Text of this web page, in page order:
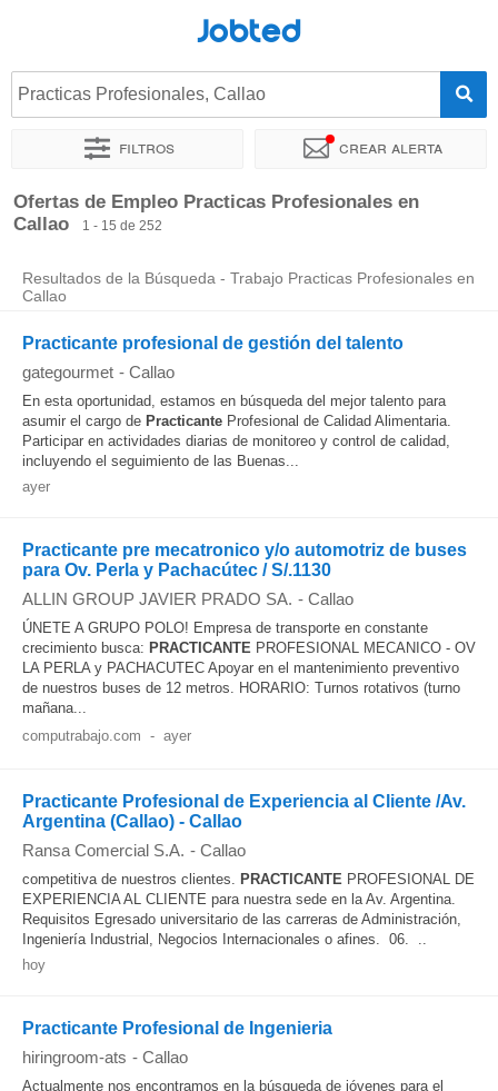
Jobted
Practicas Profesionales, Callao
Filtros Crear alerta
Ordenar por Ubicación exacta Empresa Agencia de
Ofertas de Empleo Practicas Profesionales en
Callao
1 - 15 de 252
Resultados de la Búsqueda - Trabajo Practicas Profesionales en
Callao
Practicante profesional de gestión del talento
gategourmet - Callao
En esta oportunidad, estamos en búsqueda del mejor talento para
asumir el cargo de Practicante Profesional de Calidad Alimentaria.
Participar en actividades diarias de monitoreo y control de calidad,
incluyendo el seguimiento de las Buenas...
ayer
Practicante pre mecatronico y/o automotriz de buses
para Ov. Perla y Pachacútec / S/.1130
ALLIN GROUP JAVIER PRADO SA. - Callao
ÚNETE A GRUPO POLO! Empresa de transporte en constante
crecimiento busca: PRACTICANTE PROFESIONAL MECANICO - OV
LA PERLA y PACHACUTEC Apoyar en el mantenimiento preventivo
de nuestros buses de 12 metros. HORARIO: Turnos rotativos (turno
mañana...
computrabajo.com - ayer
Practicante Profesional de Experiencia al Cliente /Av.
Argentina (Callao) - Callao
Ransa Comercial S.A. - Callao
competitiva de nuestros clientes. PRACTICANTE PROFESIONAL DE
EXPERIENCIA AL CLIENTE para nuestra sede en la Av. Argentina.
Requisitos Egresado universitario de las carreras de Administración,
Ingeniería Industrial, Negocios Internacionales o afines. 06. ..
hoy
Practicante Profesional de Ingenieria
hiringroom-ats - Callao
Actualmente nos encontramos en la búsqueda de jóvenes para el